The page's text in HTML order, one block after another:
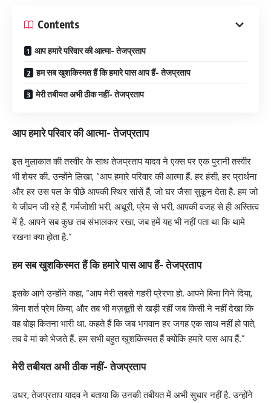
Contents
आप हमारे परिवार की आत्मा- तेजप्रताप
हम सब खुशकिस्मत हैं कि हमारे पास आप हैं- तेजप्रताप
मेरी तबीयत अभी ठीक नहीं- तेजप्रताप
आप हमारे परिवार की आत्मा- तेजप्रताप
इस मुलाकात की तस्वीर के साथ तेजप्रताप यादव ने एक्स पर एक पुरानी तस्वीर
भी शेयर की. उन्होंने लिखा, “आप हमारे परिवार की आत्मा हैं. हर हंसी, हर प्रार्थना
और हर उस पल के पीछे आपकी स्थिर सांसें हैं, जो घर जैसा सुकून देता है. हम जो
ये जीवन जी रहे हैं, गर्मजोशी भरी, अधूरी, प्रेम से भरी, आपकी वजह से ही अस्तित्व
में है. आपने सब कुछ तब संभालकर रखा, जब हमें यह भी नहीं पता था कि थामे
रखना क्या होता है.”
हम सब खुशकिस्मत हैं कि हमारे पास आप हैं- तेजप्रताप
इसके आगे उन्होंने कहा, “आप मेरी सबसे गहरी प्रेरणा हो. आपने बिना गिने दिया,
बिना शर्त प्रेम किया, और तब भी मज़बूती से खड़ी रहीं जब किसी ने नहीं देखा कि
वह बोझ कितना भारी था. कहते हैं कि जब भगवान हर जगह एक साथ नहीं हो पाते,
तब वे मां को भेजते हैं. हम सभी बहुत खुशकिस्मत हैं क्योंकि हमारे पास आप हैं.”
मेरी तबीयत अभी ठीक नहीं- तेजप्रताप
उधर, तेजप्रताप यादव ने बताया कि उनकी तबीयत में अभी सुधार नहीं है. उन्होंने